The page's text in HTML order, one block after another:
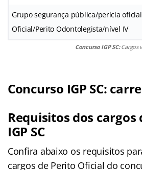
Grupo segurança pública/perícia
Oficial/Perito Odontolegista/nível IV
Concurso IGP SC:Cargos
Concurso IGP SC:
Requisitos dos cargos
IGP SC
Confira abaixo os requisitos
cargos de Perito Oficial do